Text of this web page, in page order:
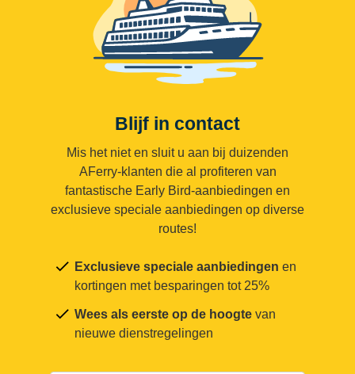
Blijf in contact
Mis het niet en sluit u aan bij duizenden
AFerry-klanten die al profiteren van
fantastische Early Bird-aanbiedingen en
exclusieve speciale aanbiedingen op diverse
routes!
Exclusieve speciale aanbiedingen en
kortingen met besparingen tot 25%
Wees als eerste op de hoogte van
nieuwe dienstregelingen